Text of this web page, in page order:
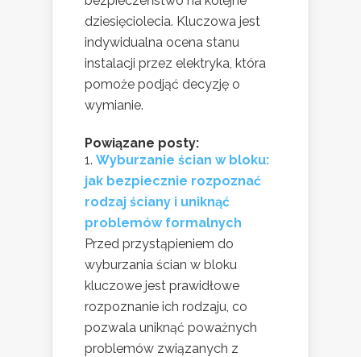
dziesięciolecia. Kluczowa jest
indywidualna ocena stanu
instalacji przez elektryka, która
pomoże podjąć decyzję o
wymianie.
Powiązane posty:
Wyburzanie ścian w bloku:
jak bezpiecznie rozpoznać
rodzaj ściany i uniknąć
problemów formalnych
Przed przystąpieniem do
wyburzania ścian w bloku
kluczowe jest prawidłowe
rozpoznanie ich rodzaju, co
pozwala uniknąć poważnych
problemów związanych z